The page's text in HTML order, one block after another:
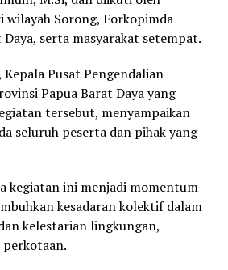
Sorong, Forkopimda
serta masyarakat setempat.
Pusat Pengendalian
Papua Barat Daya yang
tersebut, menyampaikan
seluruh peserta dan pihak yang
kegiatan ini menjadi momentum
kesadaran kolektif dalam
kelestarian lingkungan,
perkotaan.